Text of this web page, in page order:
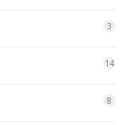
3
14
8